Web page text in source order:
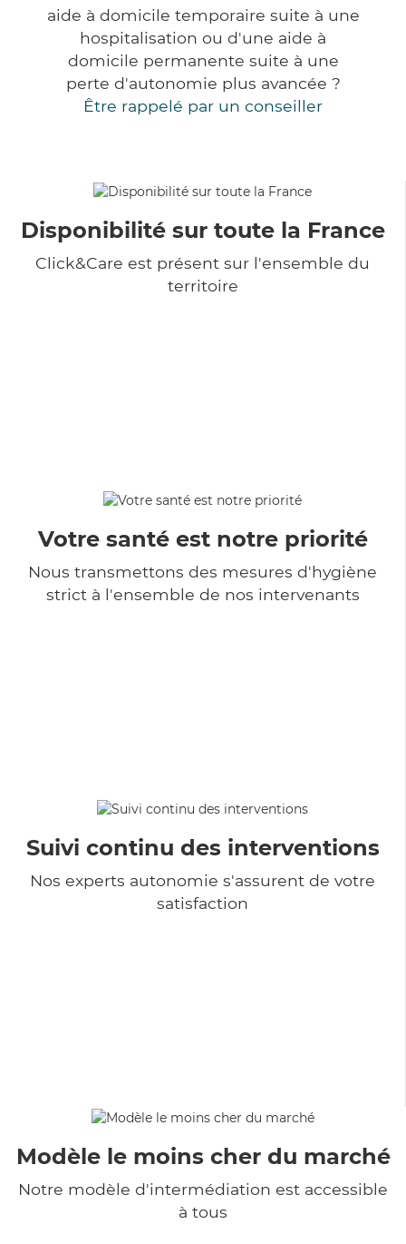
aide à domicile temporaire suite à une
hospitalisation ou d'une aide à
domicile permanente suite à une
perte d'autonomie plus avancée ?
Être rappelé par un conseiller
Disponibilité sur toute la France
Click&Care est présent sur l'ensemble du
territoire
Votre santé est notre priorité
Nous transmettons des mesures d'hygiène
strict à l'ensemble de nos intervenants
Suivi continu des interventions
Nos experts autonomie s'assurent de votre
satisfaction
Modèle le moins cher du marché
Notre modèle d'intermédiation est accessible
à tous